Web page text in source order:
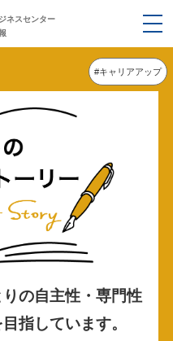
ネスセンター
#キャリアアップ
の自主性・専門性
指しています。